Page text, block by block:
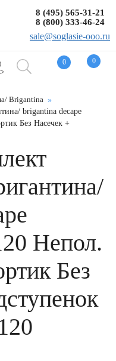
0 0
8 (495) 565-31-21
8 (800) 333-46-24
sale@soglasie-ooo.ru
Brigantina
brigantina decape
Без Насечек +
Непол.
Без